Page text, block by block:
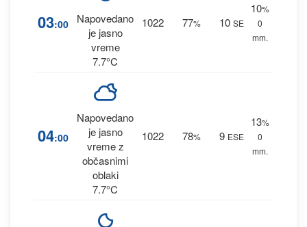
03:00
Napovedano
je jasno
vreme
7.7°C
1022 77% 10 SE
10%
0
mm.
04:00
Napovedano
je jasno
vreme z
občasnimi
oblaki
7.7°C
1022 78% 9 ESE
13%
0
mm.